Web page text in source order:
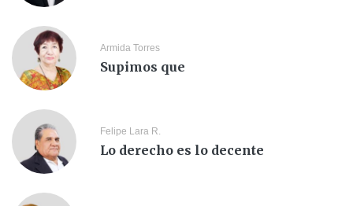
Armida Torres
Supimos que
Felipe Lara R.
Lo derecho es lo decente